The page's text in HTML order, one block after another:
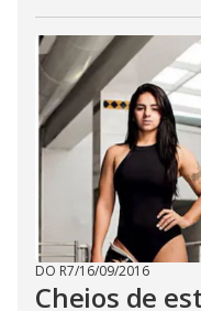
DO R7/16/09/2016
Cheios de